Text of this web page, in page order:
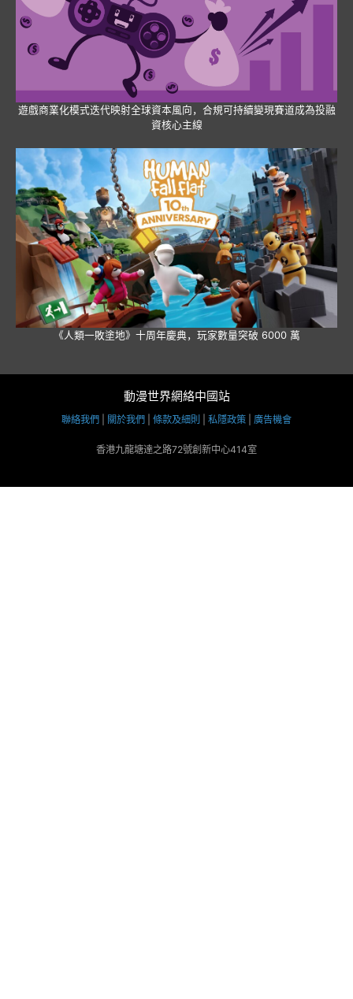
遊戲商業化模式迭代映射全球資本風向，合規可持續變現賽道成為投融
資核心主線
《人類一敗塗地》十周年慶典，玩家數量突破 6000 萬
動漫世界網絡中國站
聯絡我們 關於我們 條款及細則 私隱政策 廣告機會
香港九龍塘達之路72號創新中心414室